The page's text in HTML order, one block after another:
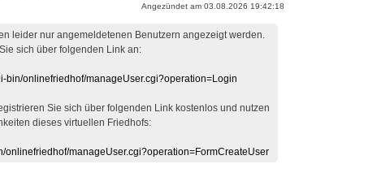
Angezündet am 03.08.2026 19:42:18
leider nur angemeldetenen Benutzern angezeigt werden.
sich über folgenden Link an:
bin/onlinefriedhof/manageUser.cgi?operation=Login
Sie sich über folgenden Link kostenlos und nutzen
dieses virtuellen Friedhofs:
onlinefriedhof/manageUser.cgi?operation=FormCreateUser